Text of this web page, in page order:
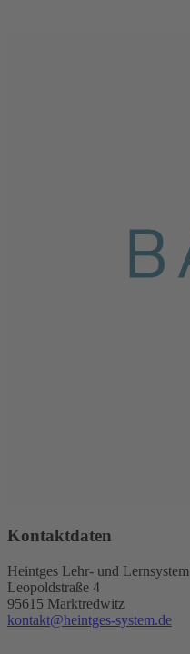
Kontaktdaten
Heintges Lehr- und
Leopoldstraße 4
95615 Marktredwitz
kontakt@heintges-system.de